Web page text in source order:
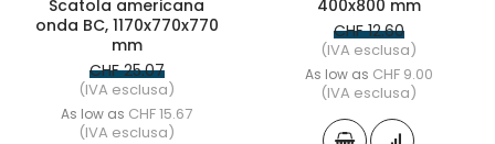
Scatola americana
onda BC, 1170x770x770
mm
CHF 25.07
(IVA esclusa)
As low as CHF 15.67
(IVA esclusa)
400x800 mm
CHF 12.60
(IVA esclusa)
As low as CHF 9.00
(IVA esclusa)